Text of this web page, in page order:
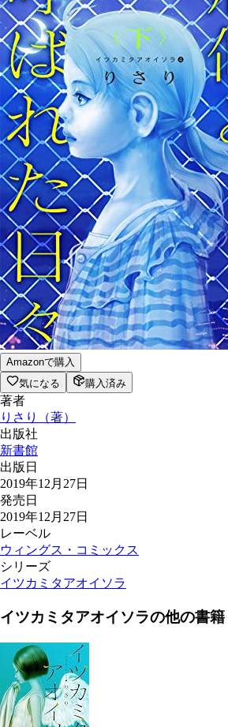
Amazonで購入
気になる
購入済み
著者
りさり
（著）
出版社
新書館
出版日
2019年12月27日
発売日
2019年12月27日
レーベル
ウィングス・コミックス
シリーズ
イツカミタアオイソラ
イツカミタアオイソラの他の書籍